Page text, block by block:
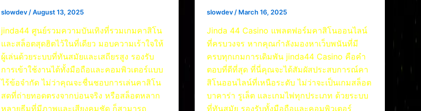
slowdev /August 13, 2025
jinda44 ศูนย์รวมความบันเทิงที่รวมเกมคาสิโน
และสล็อตสุดฮิตไว้ในที่เดียว มอบความเร้าใจให้
ผู้เล่นด้วยระบบที่ทันสมัยและเสถียรสูง รองรับ
การเข้าใช้งานได้ทั้งมือถือและคอมพิวเตอร์แบบ
ไร้ข้อจำกัด ไม่ว่าคุณจะชื่นชอบการเล่นคาสิโน
สดที่ถ่ายทอดตรงจากบ่อนจริง หรือสล็อตหลาก
หลายธีมที่มีภาพและเสียงคมชัด ก็สามารถ
slowdev / March 16, 2025
Jinda 44 Casino แพลตฟอร์มคาสิโนออนไลน์
ที่ครบวงจร หากคุณกำลังมองหาเว็บพนันที่มี
ครบทุกเกมการเดิมพัน jinda44 Casino คือคำ
ตอบที่ดีที่สุด ที่นี่คุณจะได้สัมผัสประสบการณ์คา
สิโนออนไลน์ที่เหนือระดับ ไม่ว่าจะเป็นเกมสล็อต
บาคาร่า รูเล็ต และเกมไพ่ทุกประเภท ด้วยระบบ
ที่ทันสมัย รองรับทั้งมือถือและคอมพิวเตอร์